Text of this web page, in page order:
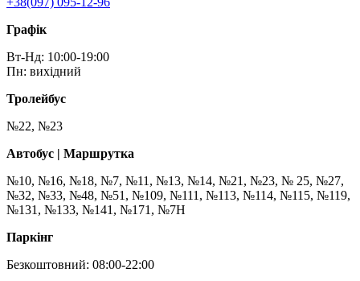
Графік
Вт-Нд: 10:00-19:00
Пн: вихідний
Тролейбус
№22, №23
Автобус | Маршрутка
№10, №16, №18, №7, №11, №13, №14, №21, №23, № 25, №27,
№32, №33, №48, №51, №109, №111, №113, №114, №115, №119,
№131, №133, №141, №171, №7Н
Паркінг
Безкоштовний: 08:00-22:00